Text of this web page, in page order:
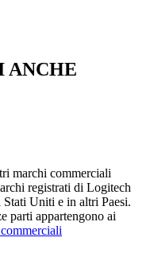
ANCHE
marchi commerciali
registrati di Logitech
Uniti e in altri Paesi.
parti appartengono ai